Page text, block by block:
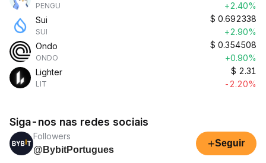
PENGU
+2.40%
Sui
SUI
$ 0.692338
+2.90%
Ondo
ONDO
$ 0.354508
+0.90%
Lighter
LIT
$ 2.31
-2.20%
Siga-nos nas redes sociais
Followers
@BybitPortugues
+Seguir